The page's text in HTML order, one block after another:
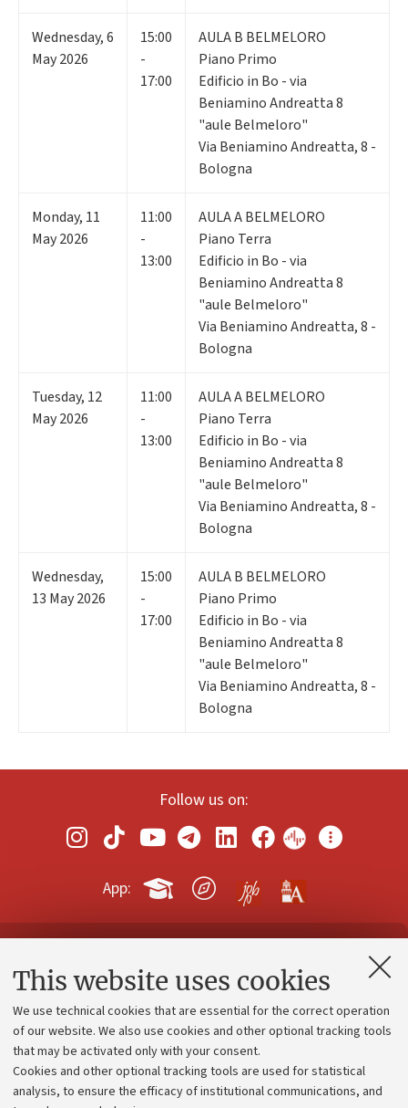
This website uses cookies
We use technical cookies that are essential for the correct operation
of our website. We also use cookies and other optional tracking tools
that may be activated only with your consent.
Cookies and other optional tracking tools are used for statistical
analysis, to ensure the efficacy of institutional communications, and
Wednesday,6
May 2026
15:00
-
17:00
AULA B BELMELORO
Piano Primo
Edificio in Bo - via
Beniamino Andreatta 8
"aule Belmeloro"
Via Beniamino Andreatta, 8 -
Bologna
Monday, 11
May 2026
11:00
-
13:00
AULA A BELMELORO
Piano Terra
Edificio in Bo - via
Beniamino Andreatta 8
"aule Belmeloro"
Via Beniamino Andreatta, 8 -
Bologna
Tuesday, 12
May 2026
11:00
-
13:00
AULA A BELMELORO
Piano Terra
Edificio in Bo - via
Beniamino Andreatta 8
"aule Belmeloro"
Via Beniamino Andreatta, 8 -
Bologna
Wednesday,
13 May 2026
15:00
-
17:00
AULA B BELMELORO
Piano Primo
Edificio in Bo - via
Beniamino Andreatta 8
"aule Belmeloro"
Via Beniamino Andreatta, 8 -
Bologna
Follow us on:
App:
Contacts and certified e-mail (PEC)
Administrative divisions
Work with us
Alumni community
Strategic plan